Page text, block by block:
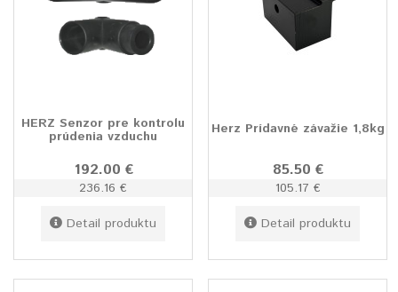
HERZ Senzor pre kontrolu
prúdenia vzduchu
192.00 €
236.16 €
Detail produktu
Herz Prídavné závažie 1,8kg
85.50 €
105.17 €
Detail produktu